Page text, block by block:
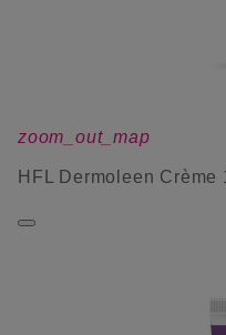
zoom_out_map
HFL Dermoleen